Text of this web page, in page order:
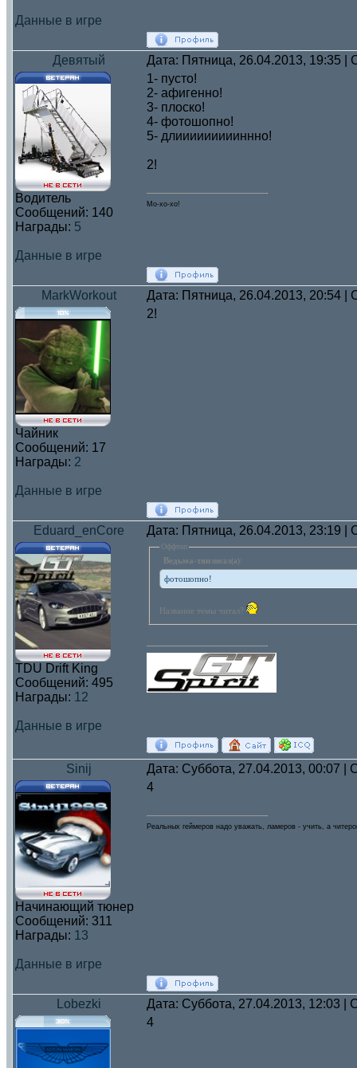
Данные в игре
Девятый Дата: Пятница, 26.04.2013, 19:35
Водитель
Сообщений: 140
Награды: 5
Данные в игре
1- пусто!
2- афигенно!
3- плоско!
4- фотошопно!
5- длиииииииииннно!
2!
Мо-хо-хо!
MarkWorkout Дата: Пятница, 26.04.2013, 20:54
Чайник
Сообщений: 17
Награды: 2
Данные в игре
2!
Eduard_enCore Дата: Пятница, 26.04.2013, 23:19
TDU Drift King
Сообщений: 495
Награды: 12
Данные в игре
Оффтоп
Ведьма-тян писал(а):
фотошопно!
Название темы читал?
Sinij Дата: Суббота, 27.04.2013, 00:07
Начинающий тюнер
Сообщений: 311
Награды: 13
Данные в игре
4
Реальных геймеров надо уважать, ламеров - учить, а
Lobezki
Дата: Суббота, 27.04.2013, 12:03
4